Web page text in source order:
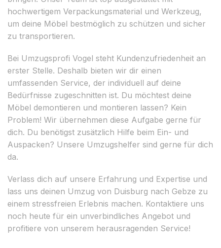
hochwertigem Verpackungsmaterial und Werkzeug,
um deine Möbel bestmöglich zu schützen und sicher
zu transportieren.
Bei Umzugsprofi Vogel steht Kundenzufriedenheit an
erster Stelle. Deshalb bieten wir dir einen
umfassenden Service, der individuell auf deine
Bedürfnisse zugeschnitten ist. Du möchtest deine
Möbel demontieren und montieren lassen? Kein
Problem! Wir übernehmen diese Aufgabe gerne für
dich. Du benötigst zusätzlich Hilfe beim Ein- und
Auspacken? Unsere Umzugshelfer sind gerne für dich
da.
Verlass dich auf unsere Erfahrung und Expertise und
lass uns deinen Umzug von Duisburg nach Gebze zu
einem stressfreien Erlebnis machen. Kontaktiere uns
noch heute für ein unverbindliches Angebot und
profitiere von unserem herausragenden Service!